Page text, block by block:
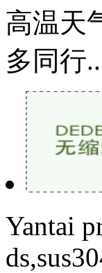
高温天
多同行
Yantai